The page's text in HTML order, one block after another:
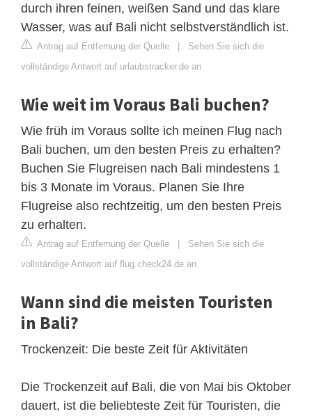
durch ihren feinen, weißen Sand und das klare
Wasser, was auf Bali nicht selbstverständlich ist.
Antrag auf Entfernung der Quelle | Sehen Sie sich die
vollständige Antwort auf urlaubstracker.de an
Wie weit im Voraus Bali buchen?
Wie früh im Voraus sollte ich meinen Flug nach
Bali buchen, um den besten Preis zu erhalten?
Buchen Sie Flugreisen nach Bali mindestens 1
bis 3 Monate im Voraus. Planen Sie Ihre
Flugreise also rechtzeitig, um den besten Preis
zu erhalten.
Antrag auf Entfernung der Quelle | Sehen Sie sich die
vollständige Antwort auf flug.check24.de an
Wann sind die meisten Touristen
in Bali?
Trockenzeit: Die beste Zeit für Aktivitäten
Die Trockenzeit auf Bali, die von Mai bis Oktober
dauert, ist die beliebteste Zeit für Touristen, die